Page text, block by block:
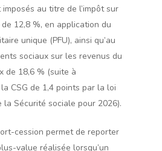
imposés au titre de l’impôt sur
12,8 %, en application du
unique (PFU), ainsi qu’au
sociaux sur les revenus du
de 18,6 % (suite à
CSG de 1,4 points par la loi
la Sécurité sociale pour 2026).
cession permet de reporter
value réalisée lorsqu’un